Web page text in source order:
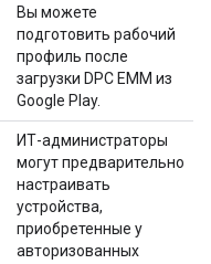
Вы можете
подготовить рабочий
профиль после
загрузки DPC EMM из
Google Play.
ИТ-администраторы
могут предварительно
настраивать
устройства,
приобретенные у
авторизованных